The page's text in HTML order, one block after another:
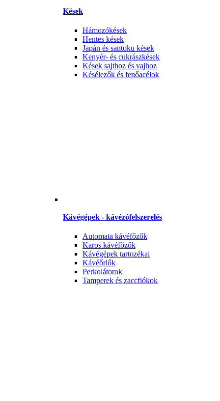
Kések
Hámozókések
Hentes kések
Japán és santoku kések
Kenyér- és cukrászkések
Kések sajthoz és vajhoz
Késélezők és fenőacélok
Kávégépek - kávézófelszerelés
Automata kávéfőzők
Karos kávéfőzők
Kávégépek tartozékai
Kávéőrlők
Perkolátorok
Tamperek és zaccfiókok